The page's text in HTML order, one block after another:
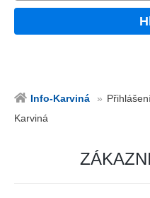
Info-Karviná
Karviná